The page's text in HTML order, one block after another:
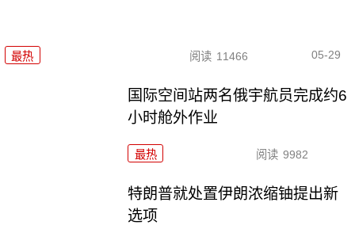
最热 阅读 11466 05-29
国际空间站两名俄宇航员完成约6
小时舱外作业
最热 阅读 9982
特朗普就处置伊朗浓缩铀提出新
选项